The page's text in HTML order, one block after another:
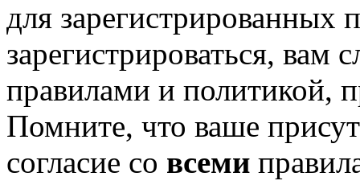
для зарегистрированных
зарегистрироваться, вам
правилами и политикой,
Помните, что ваше
согласие со всеми